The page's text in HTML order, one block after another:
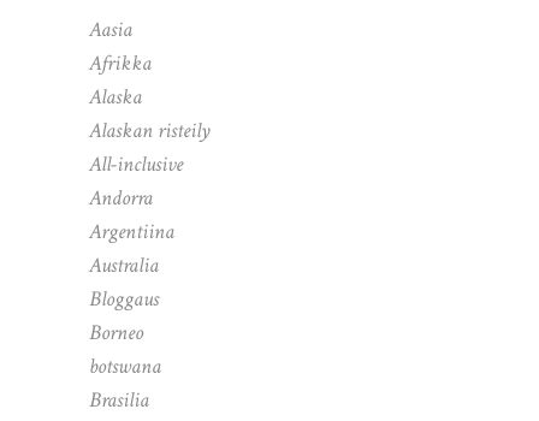
Aasia
Afrikka
Alaska
Alaskan risteily
All-inclusive
Andorra
Argentiina
Australia
Bloggaus
Borneo
botswana
Brasilia